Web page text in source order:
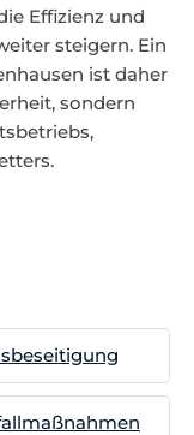
Effizienz und
steigern. Ein
ist daher
sondern